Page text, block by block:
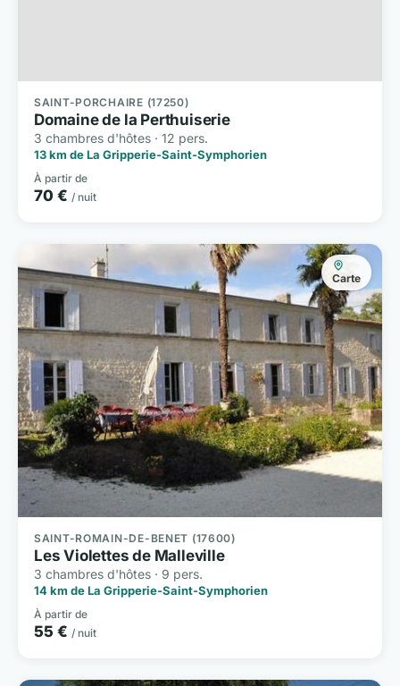
SAINT-PORCHAIRE (17250)
Domaine de la Perthuiserie
3 chambres d'hôtes · 12 pers.
13 km de La Gripperie-Saint-Symphorien
À partir de
70 € / nuit
Carte
SAINT-ROMAIN-DE-BENET (17600)
Les Violettes de Malleville
3 chambres d'hôtes · 9 pers.
14 km de La Gripperie-Saint-Symphorien
À partir de
55 € / nuit